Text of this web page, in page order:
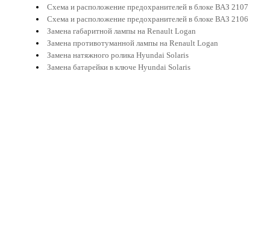
Схема и расположение предохранителей в блоке ВАЗ 2107
Схема и расположение предохранителей в блоке ВАЗ 2106
Замена габаритной лампы на Renault Logan
Замена противотуманной лампы на Renault Logan
Замена натяжного ролика Hyundai Solaris
Замена батарейки в ключе Hyundai Solaris